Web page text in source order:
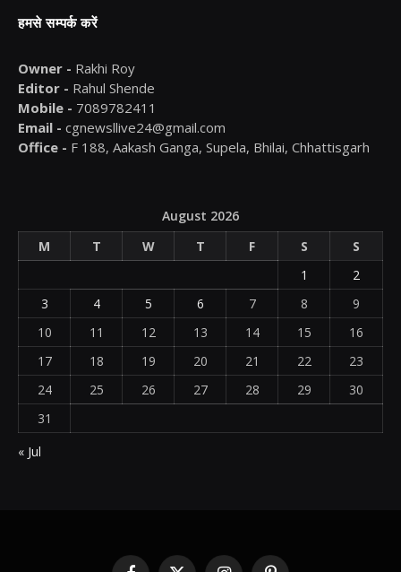
हमसे सम्पर्क करें
Owner - Rakhi Roy
Editor - Rahul Shende
Mobile - 7089782411
Email - cgnewsllive24@gmail.com
Office - F 188, Aakash Ganga, Supela, Bhilai, Chhattisgarh
August 2026
M
T W T F S
S
1
2
3
4 5 6 7 8
9
10
11 12 13 14 15
16
17
18 19 20 21 22
23
24
25 26 27 28 29
30
31
« Jul